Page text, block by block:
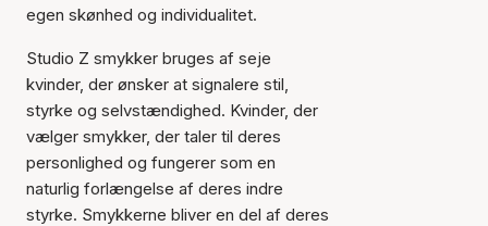
egen skønhed og individualitet.
Studio Z smykker bruges af seje
kvinder, der ønsker at signalere stil,
styrke og selvstændighed. Kvinder, der
vælger smykker, der taler til deres
personlighed og fungerer som en
naturlig forlængelse af deres indre
styrke. Smykkerne bliver en del af deres